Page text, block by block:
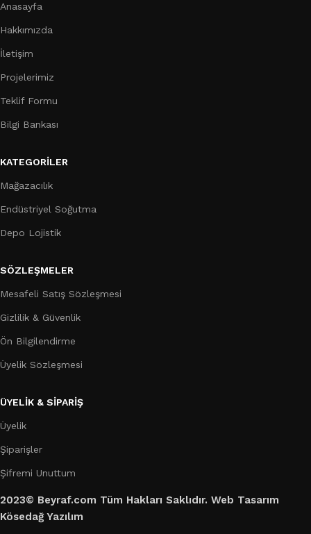
Anasayfa
Hakkımızda
İletişim
Projelerimiz
Teklif Formu
Bilgi Bankası
KATEGORILER
Mağazacılık
Endüstriyel Soğutma
Depo Lojistik
SÖZLEŞMELER
Mesafeli Satış Sözleşmesi
Gizlilik & Güvenlik
Ön Bilgilendirme
Üyelik Sözleşmesi
ÜYELİK & SİPARİŞ
Üyelik
Şiparişler
Şifremi Unuttum
2023© Beyraf.com Tüm Hakları Saklıdır. Web Tasarım
Kösedağ Yazılım